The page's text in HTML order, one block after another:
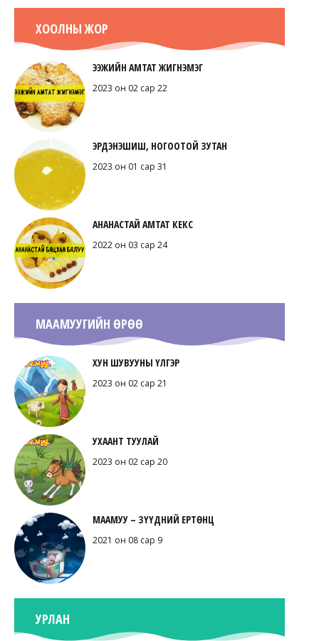
ХООЛНЫ ЖОР
ЭЭЖИЙН АМТАТ ЖИГНЭМЭГ
2023 он 02 сар 22
ЭРДЭНЭШИШ, НОГООТОЙ ЗУТАН
2023 он 01 сар 31
АНАНАСТАЙ АМТАТ КЕКС
2022 он 03 сар 24
МААМУУГИЙН ӨРӨӨ
ХУН ШУВУУНЫ ҮЛГЭР
2023 он 02 сар 21
УХААНТ ТУУЛАЙ
2023 он 02 сар 20
МААМУУ – ЗҮҮДНИЙ ЕРТӨНЦ
2021 он 08 сар 9
УРЛАН